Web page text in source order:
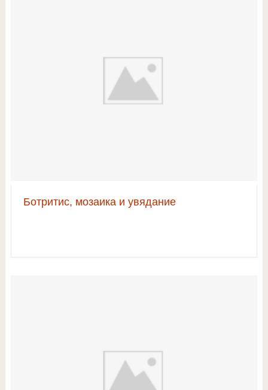
Ботритис, мозаика и увядание